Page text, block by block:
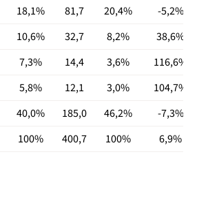
18,1% 81,7 20,4%
-5,2%
10,6% 32,7 8,2%
38,6%
7,3% 14,4 3,6%
116,6%
5,8% 12,1 3,0%
104,7%
40,0% 185,0 46,2%
-7,3%
100% 400,7 100% 6,9%